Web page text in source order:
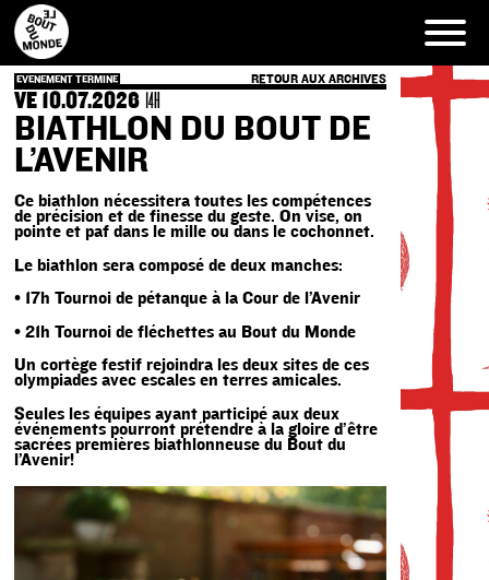
Skip
content
EVENEMENT TERMINE RETOUR AUX ARCHIVES
VE 10.07.2026 14H
BIATHLON DU BOUT DE
L’AVENIR
Ce biathlon nécessitera toutes les compétences
de précision et de finesse du geste. On vise, on
pointe et paf dans le mille ou dans le cochonnet.
Le biathlon sera composé de deux manches:
• 17h Tournoi de pétanque à la Cour de l’Avenir
• 21h Tournoi de fléchettes au Bout du Monde
Un cortège festif rejoindra les deux sites de ces
olympiades avec escales en terres amicales.
Seules les équipes ayant participé aux deux
événements pourront prétendre à la gloire d’être
sacrées premières biathlonneuse du Bout du
l’Avenir!